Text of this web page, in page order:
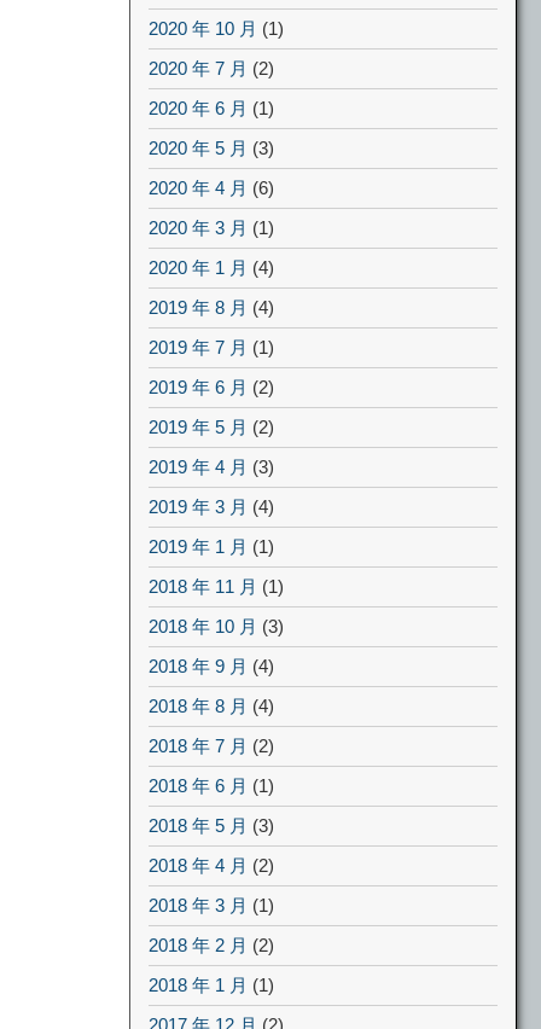
2020 年 10 月 (1)
2020 年 7 月 (2)
2020 年 6 月 (1)
2020 年 5 月 (3)
2020 年 4 月 (6)
2020 年 3 月 (1)
2020 年 1 月 (4)
2019 年 8 月 (4)
2019 年 7 月 (1)
2019 年 6 月 (2)
2019 年 5 月 (2)
2019 年 4 月 (3)
2019 年 3 月 (4)
2019 年 1 月 (1)
2018 年 11 月 (1)
2018 年 10 月 (3)
2018 年 9 月 (4)
2018 年 8 月 (4)
2018 年 7 月 (2)
2018 年 6 月 (1)
2018 年 5 月 (3)
2018 年 4 月 (2)
2018 年 3 月 (1)
2018 年 2 月 (2)
2018 年 1 月 (1)
2017 年 12 月 (2)